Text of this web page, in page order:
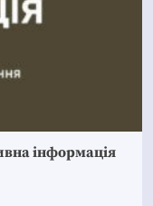
інформація